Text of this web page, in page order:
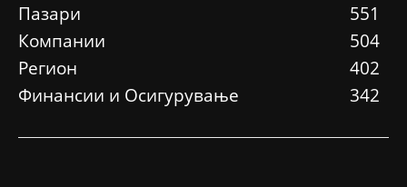
Пазари
551
Компании
504
Регион
402
Финансии и Осигурување
342